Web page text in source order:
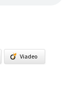
Viadeo